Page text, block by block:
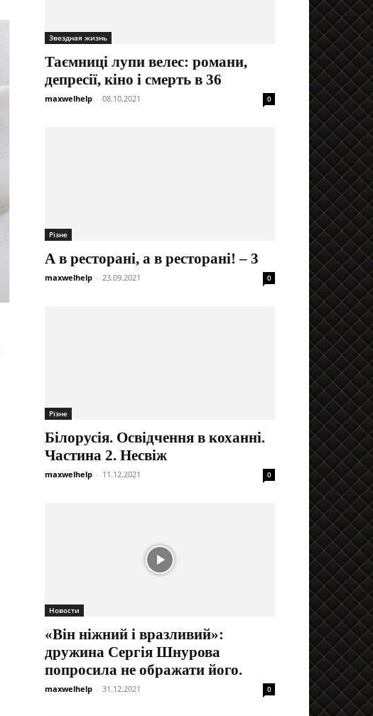
Звездная жизнь
Таємниці лупи велес: романи,
депресії, кіно і смерть в 36
maxwelhelp - 08.10.2021 0
Різне
А в ресторані, а в ресторані! – 3
maxwelhelp - 23.09.2021 0
Різне
Білорусія. Освідчення в коханні.
Частина 2. Несвіж
maxwelhelp - 11.12.2021 0
Новости
«Він ніжний і вразливий»:
дружина Сергія Шнурова
попросила не ображати його.
maxwelhelp - 31.12.2021 0